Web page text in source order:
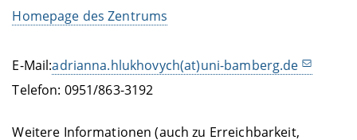
Homepage des Zentrums
E-Mail:adrianna.hlukhovych(at)uni-bamberg.de
Telefon: 0951/863-3192
Weitere Informationen (auch zu Erreichbarkeit,